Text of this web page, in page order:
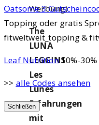
Werbung)
The
LUNA
LEGGINS
Les
Lunes
Erfahrungen
mit
Oatsome 3
Topping oder gratis
fitweltweit_topping &
Leaf Nutrition10%-30%
>> alle Codes ansehen
Schließen